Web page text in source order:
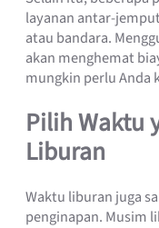
layanan antar-
atau bandara.
akan menghemat
mungkin perlu Anda
Pilih Waktu
Liburan
Waktu liburan juga
penginapan. Musim